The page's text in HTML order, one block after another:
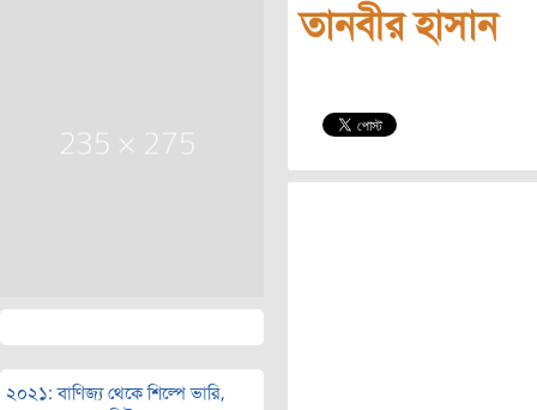
২০২১: বাণিজ্য থেকে শিল্পে ভারি,
তানবীর হাসান